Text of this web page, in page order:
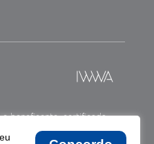
beneficente, certificada